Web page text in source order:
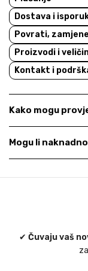
Dostava i
Povrati,
Proizvodi i
Kontakt i
Kako mogu
Mogu li
✔ Čuvaju vaš